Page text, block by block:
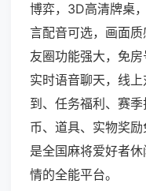
博弈，3D高清牌桌
言配音可选，画面
友圈功能强大，免房
实时语音聊天，线
到、任务福利、赛
币、道具、实物奖励
是全国麻将爱好者
情的全能平台。